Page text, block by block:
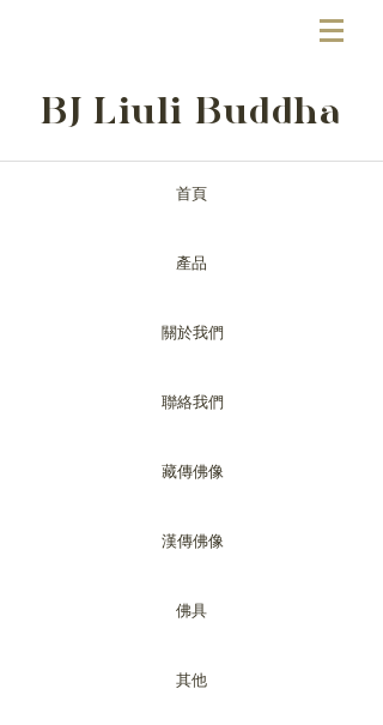
BJ Liuli Buddha
首頁
產品
關於我們
聯絡我們
藏傳佛像
漢傳佛像
佛具
其他